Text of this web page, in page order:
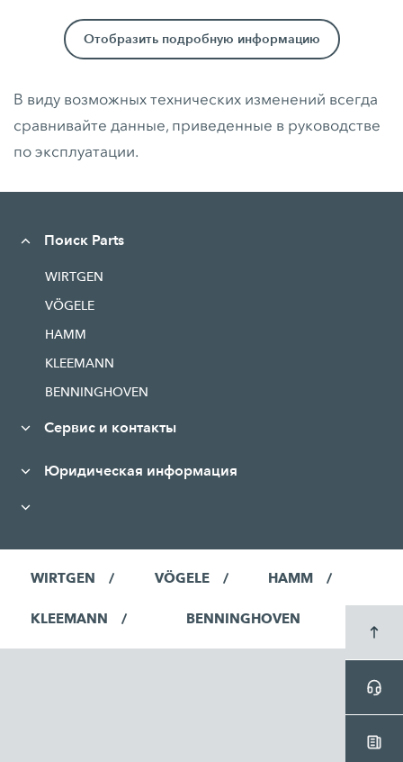
Отобразить подробную информацию
В виду возможных технических изменений всегда
сравнивайте данные, приведенные в руководстве
по эксплуатации.
Поиск Parts
WIRTGEN
VÖGELE
HAMM
KLEEMANN
BENNINGHOVEN
Сервис и контакты
Юридическая информация
WIRTGEN VÖGELE HAMM
KLEEMANN BENNINGHOVEN